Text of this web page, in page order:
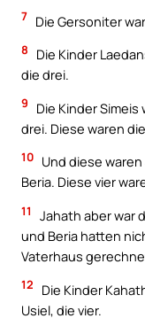
7 Die Gersoniter
8
Die Kinder
die drei.
9
Die Kinder
drei. Diese waren
10 Und diese
Beria. Diese vier
11
Jahath aber war
und Beria hatten
Vaterhaus
12
Die Kinder
Usiel, die vier.